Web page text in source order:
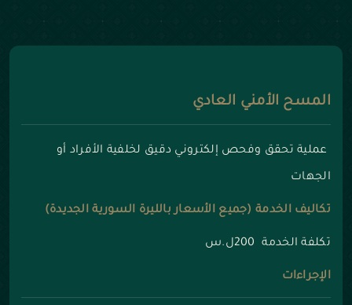
المسح الأمني العادي
عملية تحقق وفحص إلكتروني دقيق لخلفية الأفراد أو
الجهات
تكاليف الخدمة (جميع الأسعار بالليرة السورية الجديدة)
تكلفة الخدمة 200ل.س
الإجراءات